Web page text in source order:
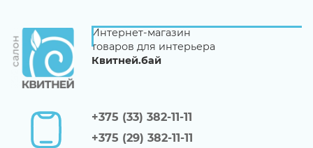
Интернет-магазин
товаров для интерьера
Квитней.бай
+375 (33) 382-11-11
+375 (29) 382-11-11